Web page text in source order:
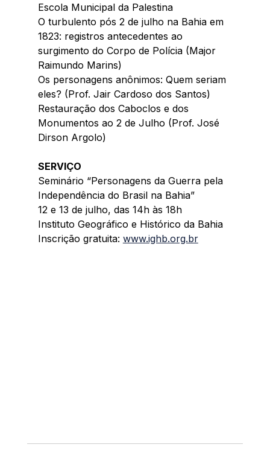
Escola Municipal da Palestina
O turbulento pós 2 de julho na Bahia em
1823: registros antecedentes ao
surgimento do Corpo de Polícia (Major
Raimundo Marins)
Os personagens anônimos: Quem seriam
eles? (Prof. Jair Cardoso dos Santos)
Restauração dos Caboclos e dos
Monumentos ao 2 de Julho (Prof. José
Dirson Argolo)
SERVIÇO
Seminário “Personagens da Guerra pela
Independência do Brasil na Bahia”
12 e 13 de julho, das 14h às 18h
Instituto Geográfico e Histórico da Bahia
Inscrição gratuita: www.ighb.org.br